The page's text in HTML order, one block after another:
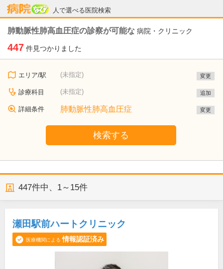
人で選べる医院検索
病院なび
肺動脈性肺高血圧症の診察が可能な 病院・クリニック
447 件見つかりました
エリア/駅 (未指定) 変更
診療科目 (未指定) 追加
詳細条件 肺動脈性肺高血圧症 変更
検索する
447件中、 1～15件
瀬田駅前ハートクリニック
医療機関による 情報認証済み